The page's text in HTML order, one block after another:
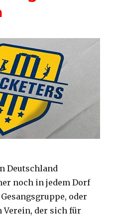
Verein
Deutschland
noch in jedem Dorf
oder
Verein, der sich für